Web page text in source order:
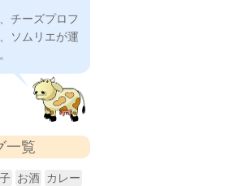
チーズプロフ
ソムリエが運
一覧
お酒
カレー